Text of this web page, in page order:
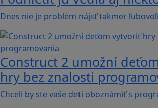
Dnes nie je problém nájsť takmer
Construct 2 umožní
hry bez znalosti
Chceli by ste vaše deti oboznámiť s